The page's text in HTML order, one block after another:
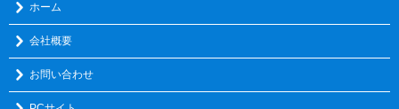
ホーム
会社概要
お問い合わせ